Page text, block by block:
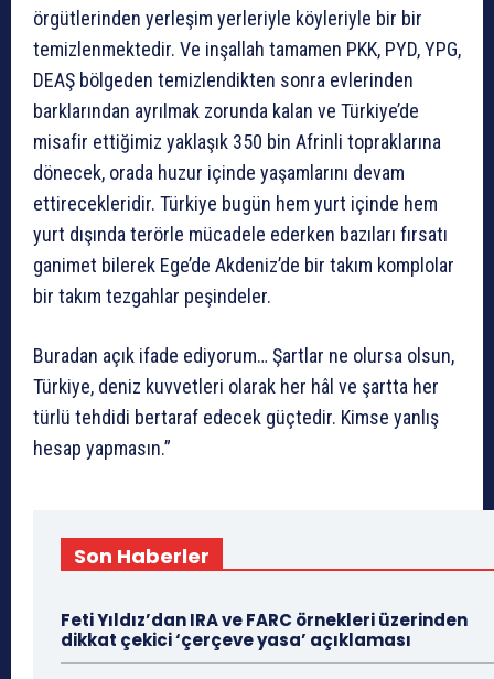
örgütlerinden yerleşim yerleriyle köyleriyle bir bir
temizlenmektedir. Ve inşallah tamamen PKK, PYD, YPG,
DEAŞ bölgeden temizlendikten sonra evlerinden
barklarından ayrılmak zorunda kalan ve Türkiye’de
misafir ettiğimiz yaklaşık 350 bin Afrinli topraklarına
dönecek, orada huzur içinde yaşamlarını devam
ettirecekleridir. Türkiye bugün hem yurt içinde hem
yurt dışında terörle mücadele ederken bazıları fırsatı
ganimet bilerek Ege’de Akdeniz’de bir takım komplolar
bir takım tezgahlar peşindeler.
Buradan açık ifade ediyorum… Şartlar ne olursa olsun,
Türkiye, deniz kuvvetleri olarak her hâl ve şartta her
türlü tehdidi bertaraf edecek güçtedir. Kimse yanlış
hesap yapmasın.”
Son Haberler
Feti Yıldız’dan IRA ve FARC örnekleri üzerinden
dikkat çekici ‘çerçeve yasa’ açıklaması